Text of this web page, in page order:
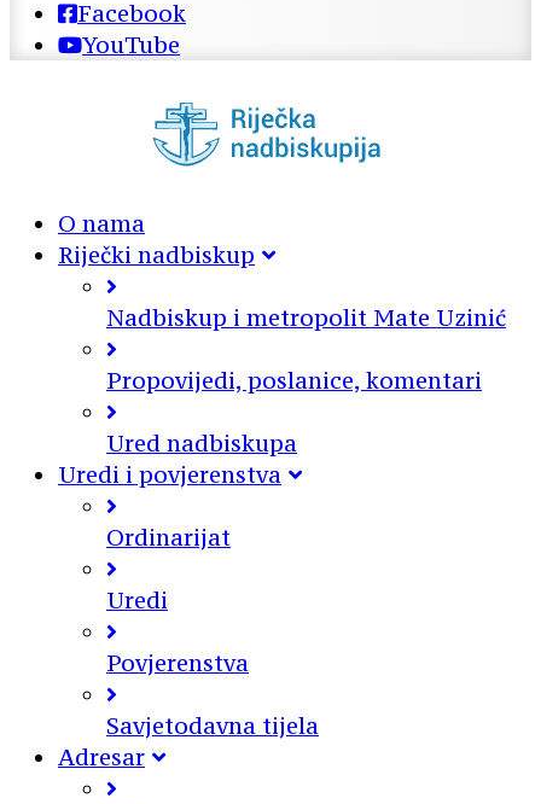
Facebook
YouTube
O nama
Riječki nadbiskup
Nadbiskup i metropolit Mate Uzinić
Propovijedi, poslanice, komentari
Ured nadbiskupa
Uredi i povjerenstva
Ordinarijat
Uredi
Povjerenstva
Savjetodavna tijela
Adresar